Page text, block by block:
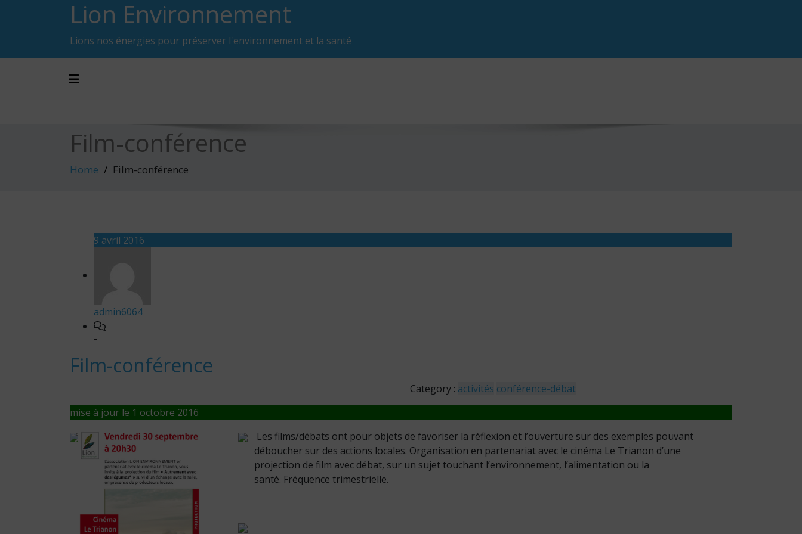
Lion Environnement
Lions nos énergies pour préserver l'environnement et la santé
Toggle navigation
Film-conférence
Home Film-conférence
9 avril 2016
admin6064
-
Film-conférence
Category : activités conférence-débat
mise à jour le 1 octobre 2016
Les films/débats ont pour objets de favoriser la réflexion et l’ouverture sur des exemples pouvant
déboucher sur des actions locales. Organisation en partenariat avec le cinéma Le Trianon d’une
projection de film avec débat, sur un sujet touchant l’environnement, l’alimentation ou la
santé. Fréquence trimestrielle.